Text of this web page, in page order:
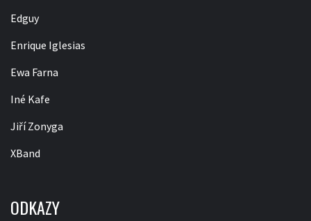
Edguy
Enrique Iglesias
Ewa Farna
Iné Kafe
Jiří Zonyga
XBand
ODKAZY